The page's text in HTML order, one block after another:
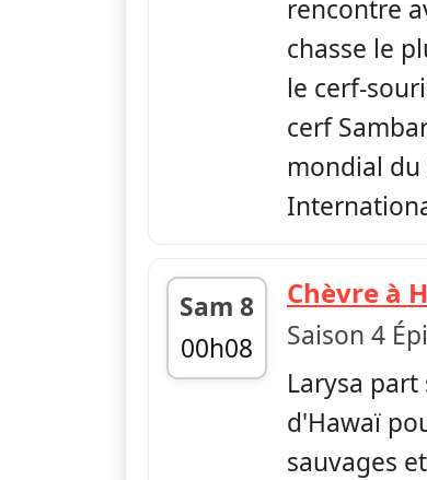
rencontre
chasse le
le cerf-
cerf
mondial du
Sam 8
00h08
fin 00h30
Chèvre à
Saison 4
Larysa
d'Hawaï
sauvages